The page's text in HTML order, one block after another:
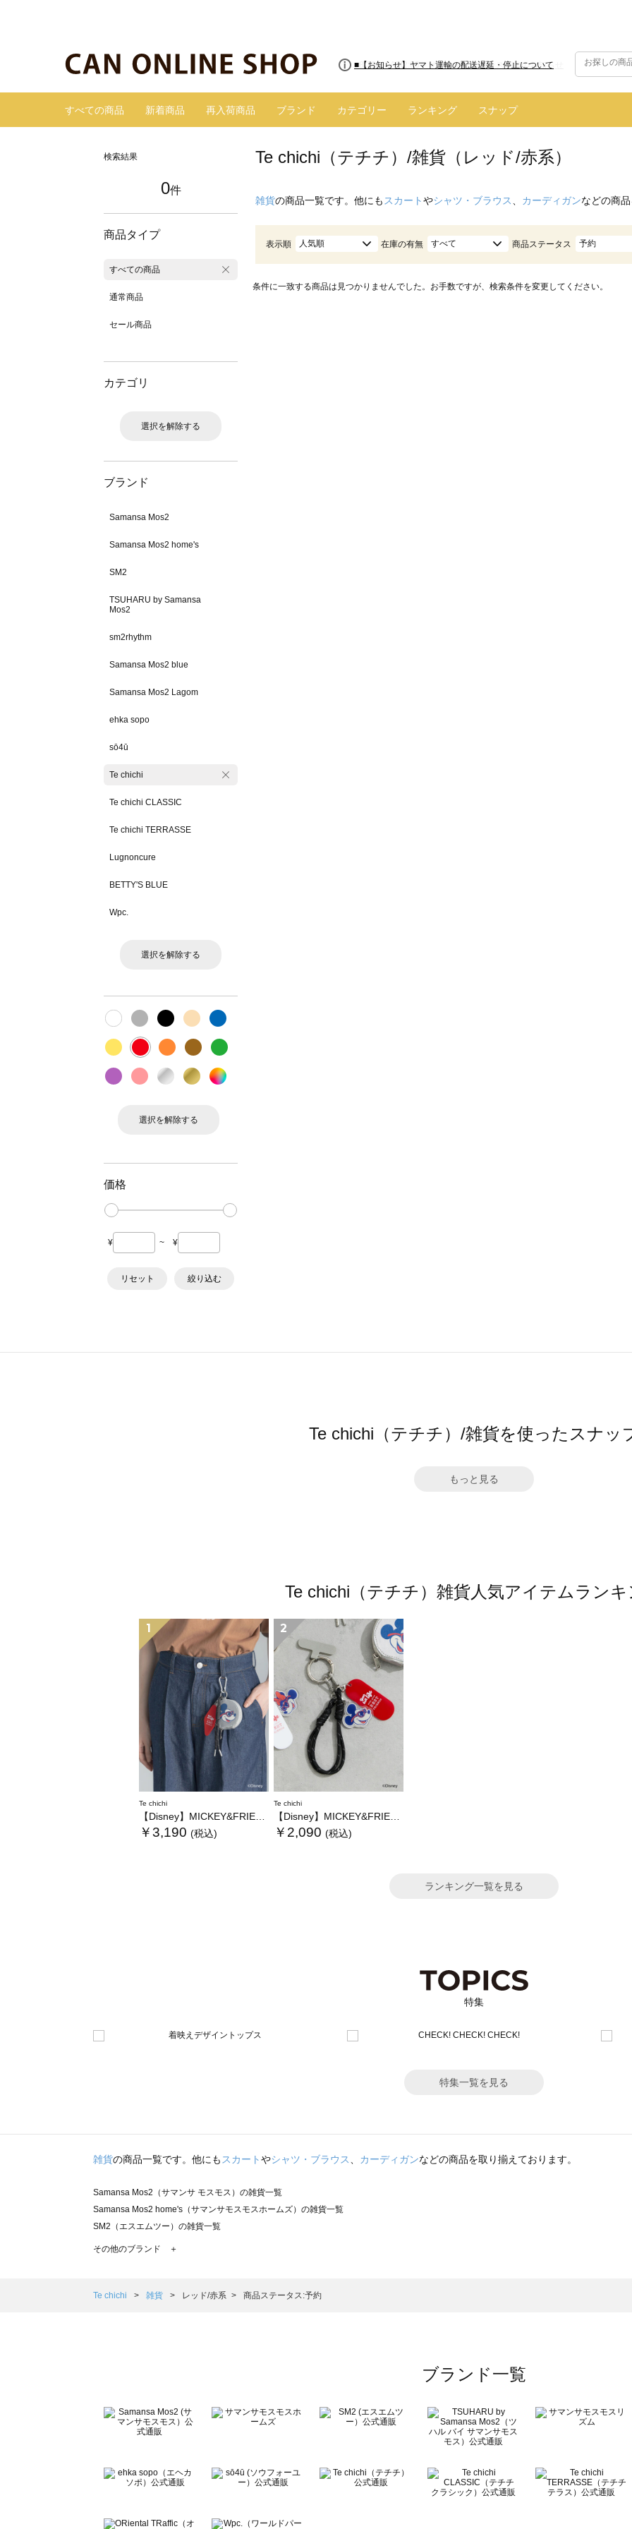
■8/13(木)AM2:00～サイトメンテナンス実施のお知らせ
■【お知らせ】ヤマト運輸の配送遅延・停止について
すべての商品 新着商品 再入荷商品 ブランド カテゴリー ランキング スナップ
検索結果
0件
商品タイプ
すべての商品
通常商品
セール商品
カテゴリ
選択を解除する
ブランド
Samansa Mos2
Samansa Mos2 home's
SM2
TSUHARU by Samansa
Mos2
sm2rhythm
Samansa Mos2 blue
Samansa Mos2 Lagom
ehka sopo
sō4ū
Te chichi
Te chichi CLASSIC
Te chichi TERRASSE
Lugnoncure
BETTY'S BLUE
Wpc.
選択を解除する
選択を解除する
価格
¥ ~ ¥
リセット 絞り込む
Te chichi（テチチ）/雑貨（レッド/赤系）
雑貨の商品一覧です。他にも スカートやシャツ・ブラウス カーディガンなどの商
表示順 人気順 在庫の有無 すべて 商品ステータス 予約
条件に一致する商品は見つかりませんでした。お手数ですが、検索条件を変更してください。
Te chichi（テチチ）/雑貨を使ったスナッ
もっと見る
Te chichi（テチチ）雑貨人気アイテムラン
1
Te chichi
【Disney】MICKEY&FRIENDS/コインケース付きチャーム
￥3,190 (税込)
2
Te chichi
【Disney】MICKEY&FRIENDS/バッグチャーム
￥2,090 (税込)
ランキング一覧を見る
特集
特集一覧を見る
雑貨の商品一覧です。他にもスカートやシャツ・ブラウス、 カーディガンなどの商品を取り揃えております。
Samansa Mos2（サマンサ モスモス）の雑貨一覧
Samansa Mos2 home's（サマンサモスモスホームズ）の雑貨一覧
SM2（エスエムツー）の雑貨一覧
TSUHARU by Samansa Mos2（ツハルバイサマンサモスモス）の雑貨一覧
Samansa Mos2 Lagom（サマンサモスモス ラーゴム）の雑貨一覧
BETTY'S BLUE（べティーズブルー）の雑貨一覧
Wpc.（ワールドパーティー）の雑貨一覧
その他のブランド ＋
Te chichi 雑貨 レッド/赤系 商品ステータス:予約
ブランド一覧